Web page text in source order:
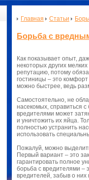
Главная Статьи
Борьба с
Как показывает опыт,
некоторых других
репутацию, потому
гостиницы – это
можно быстрее, ведь
Самостоятельно, не
насекомых, справиться
вредителями может
и уничтожить их яйца.
полностью устранить
использовать
Пожалуй, можно
Первый вариант – это
гарантировать полное
борьба с вредителями –
вредителей, забыв о них